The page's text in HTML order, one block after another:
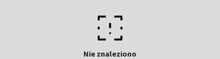
Nie znaleziono